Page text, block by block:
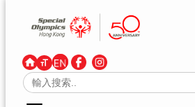
Search
for: